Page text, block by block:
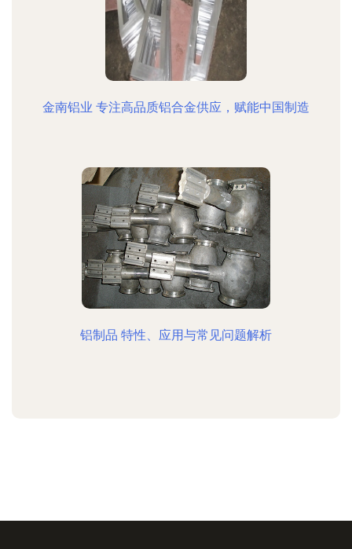
金南铝业 专注高品质铝合金供应，赋能中国制造
铝制品 特性、应用与常见问题解析